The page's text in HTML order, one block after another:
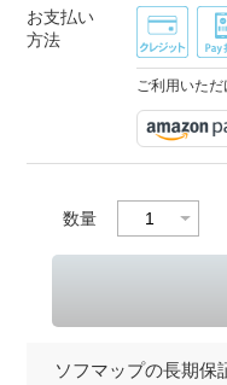
お支払い
方法
ご利用いた
数量
ソフマップの長期保